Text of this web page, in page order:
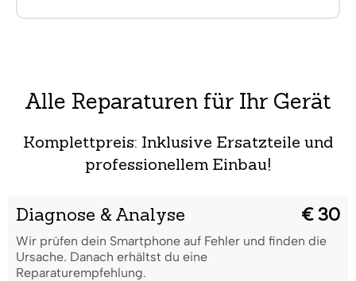
Alle Reparaturen für Ihr Gerät
Komplettpreis: Inklusive Ersatzteile und
professionellem Einbau!
Diagnose & Analyse € 30
Wir prüfen dein Smartphone auf Fehler und finden die
Ursache. Danach erhältst du eine
Reparaturempfehlung.